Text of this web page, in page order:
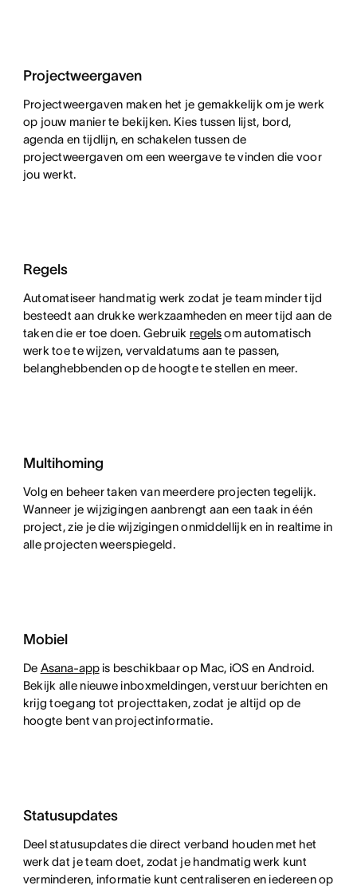
Projectweergaven
Projectweergaven maken het je gemakkelijk om je werk
op jouw manier te bekijken. Kies tussen lijst, bord,
agenda en tijdlijn, en schakelen tussen de
projectweergaven om een weergave te vinden die voor
jou werkt.
Regels
Automatiseer handmatig werk zodat je team minder tijd
besteedt aan drukke werkzaamheden en meer tijd aan de
taken die er toe doen. Gebruik regelsom automatisch
werk toe te wijzen, vervaldatums aan te passen,
belanghebbenden op de hoogte te stellen en meer.
Multihoming
Volg en beheer taken van meerdere projecten tegelijk.
Wanneer je wijzigingen aanbrengt aan een taak in één
project, zie je die wijzigingen onmiddellijk en in realtime in
alle projecten weerspiegeld.
Mobiel
De Asana-appis beschikbaar op Mac, iOS en Android.
Bekijk alle nieuwe inboxmeldingen, verstuur berichten en
krijg toegang tot projecttaken, zodat je altijd op de
hoogte bent van projectinformatie.
Statusupdates
Deel statusupdates die direct verband houden met het
werk dat je team doet, zodat je handmatig werk kunt
verminderen, informatie kunt centraliseren en iedereen op